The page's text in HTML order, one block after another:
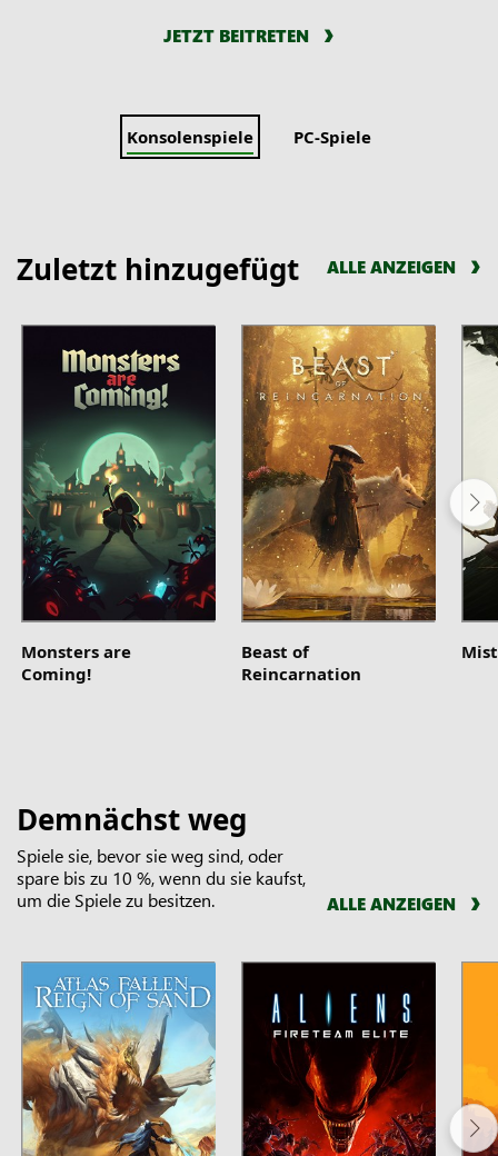
JETZT BEITRETEN
Konsolenspiele PC-Spiele
Zuletzt hinzugefügt ALLE ANZEIGEN
Monsters are
Coming!
Beast of
Reincarnation
Demnächst weg
Spiele sie, bevor sie weg sind, oder
spare bis zu 10 %, wenn du sie kaufst,
um die Spiele zu besitzen.
ALLE ANZEIGEN